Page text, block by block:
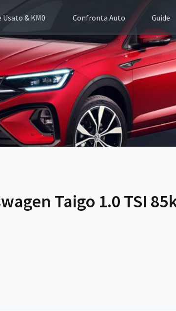
& KM0 Confronta Auto Guide
Taigo 1.0 TSI